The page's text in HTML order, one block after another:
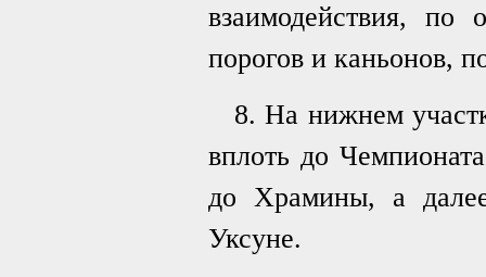
взаимодействия, по
порогов и каньонов,
8. На нижнем
вплоть до
до Храмины, а
Уксуне.